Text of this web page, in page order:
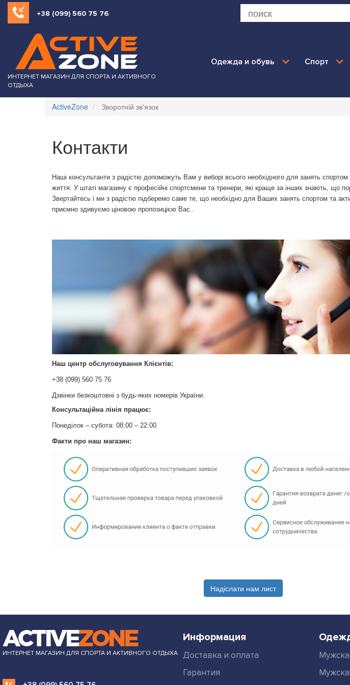
+38 (099) 560 75 76
ИНТЕРНЕТ МАГАЗИН ДЛЯ СПОРТА И АКТИВНОГО
ОТДЫХА
Одежда и обувь Спорт
ActiveZone Зворотній зв'язок
Контакти
Наші консультанти з радістю допоможуть Вам у виборі всього необхідного для занять спортом
життя. У штаті магазину є професійні спортсмени та тренери, які краще за інших знають, що
Звертайтесь і ми з радістю підберемо саме те, що необхідно для Ваших занять спортом та
приємно здивуємо ціновою пропозицією Вас..
Наш центр обслуговування Клієнтів:
+38 (099) 560 75 76
Дзвінки безкоштовні з будь-яких номерів України.
Консультаційна лінія працює:
Понеділок – субота: 08:00 – 22:00
Факти про наш магазин:
Надіслати нам лист
ИНТЕРНЕТ МАГАЗИН ДЛЯ СПОРТА И АКТИВНОГО ОТДЫХА
Информация
Доставка и оплата
Гарантия